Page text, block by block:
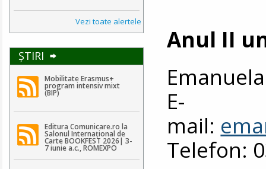
Vezi toate alertele
ŞTIRI
Mobilitate Erasmus+
program intensiv mixt
(BIP)
Editura Comunicare.ro la
Salonul Internațional de
Carte BOOKFEST 2026| 3-
7 iunie a.c., ROMEXPO
Anul II
E-
mail:
Telefon: